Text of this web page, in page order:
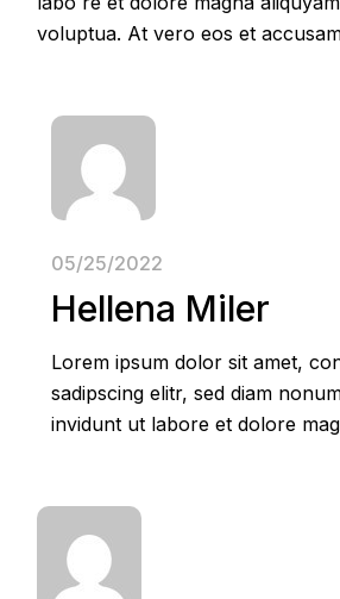
voluptua. At vero eos et
05/25/2022
Hellena Miler
Lorem ipsum dolor sit amet,
sadipscing elitr, sed diam
invidunt ut labore et dolore